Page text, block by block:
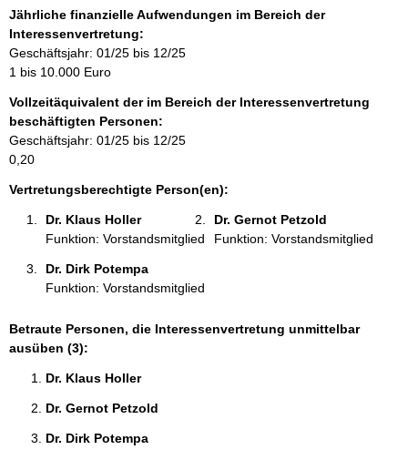
e
n
:
t
i
n
f
r
m
a
t
i
Jährliche finanzielle Aufwendungen im Bereich der
Interessenvertretung:
Geschäftsjahr: 01/25 bis 12/25
1 bis 10.000 Euro
Vollzeitäquivalent der im Bereich der Interessenvertretung
beschäftigten Personen:
Geschäftsjahr: 01/25 bis 12/25
0,20
Vertretungsberechtigte Person(en):
Dr. Klaus Holler
Funktion: Vorstandsmitglied
Dr. Gernot Petzold
Funktion: Vorstandsmitglied
Dr. Dirk Potempa
Funktion: Vorstandsmitglied
Betraute Personen, die Interessenvertretung unmittelbar
ausüben (3):
Dr. Klaus Holler
Dr. Gernot Petzold
Dr. Dirk Potempa